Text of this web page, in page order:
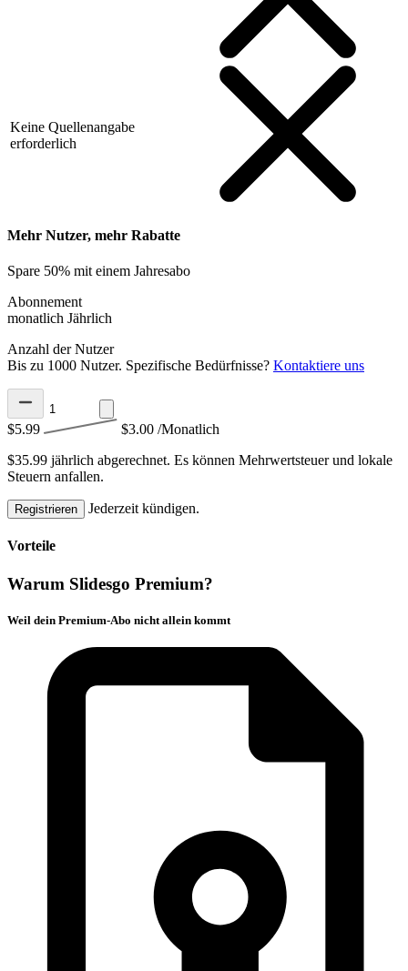
Keine Quellenangabe
erforderlich
Mehr Nutzer, mehr Rabatte
Spare 50% mit einem Jahresabo
Abonnement
monatlich Jährlich
Anzahl der Nutzer
Bis zu 1000 Nutzer. Spezifische Bedürfnisse? Kontaktiere uns
$5.99 $3.00 /Monatlich
$35.99 jährlich abgerechnet. Es können Mehrwertsteuer und lokale
Steuern anfallen.
Registrieren Jederzeit kündigen.
Vorteile
Warum Slidesgo Premium?
Weil dein Premium-Abo nicht allein kommt